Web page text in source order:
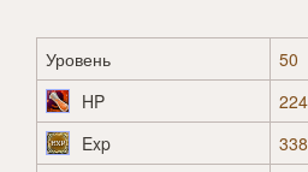
Уровень
50
HP
Exp